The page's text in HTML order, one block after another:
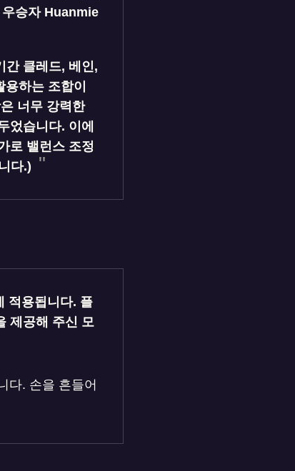
승자 Huanmie
간 클레드, 베인,
하는 조합이
너무 강력한
었습니다. 이에
로 밸런스 조정
다.)
적용됩니다. 플
제공해 주신 모
다. 손을 흔들어